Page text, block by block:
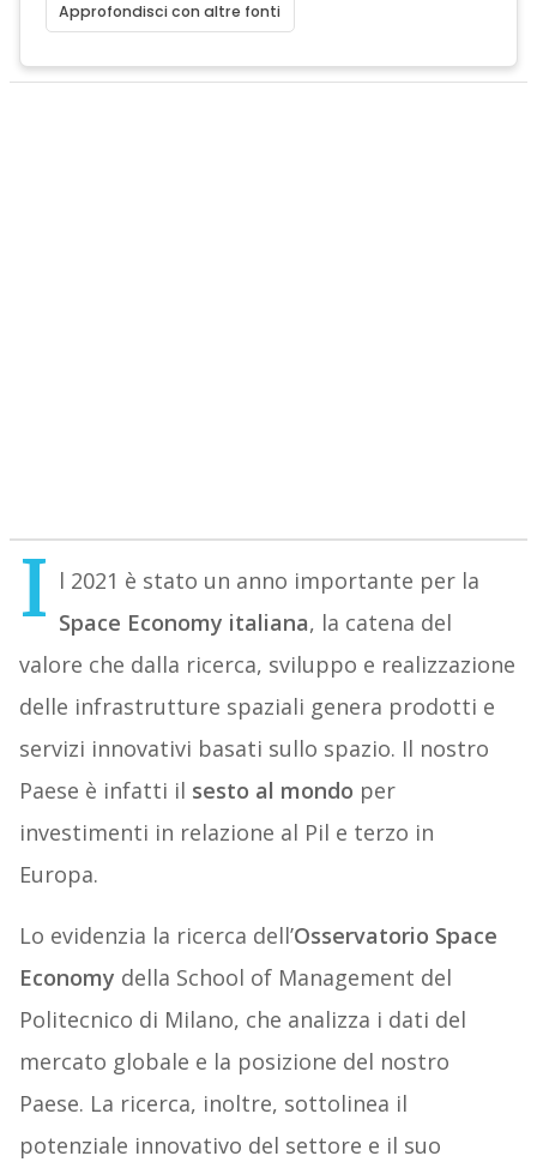
Approfondisci con altre fonti
I l 2021 è stato un anno importante per la
Space Economy italiana, la catena del
valore che dalla ricerca, sviluppo e realizzazione
delle infrastrutture spaziali genera prodotti e
servizi innovativi basati sullo spazio. Il nostro
Paese è infatti il sesto al mondo per
investimenti in relazione al Pil e terzo in
Europa.
Lo evidenzia la ricerca dell’Osservatorio Space
Economy della School of Management del
Politecnico di Milano, che analizza i dati del
mercato globale e la posizione del nostro
Paese. La ricerca, inoltre, sottolinea il
potenziale innovativo del settore e il suo